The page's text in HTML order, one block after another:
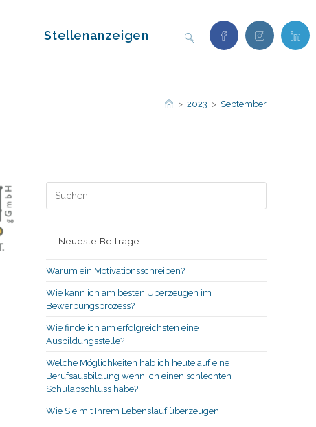
Stellenanzeigen Website-
> 2023 > September
Neueste Beiträge
Warum ein Motivationsschreiben?
Wie kann ich am besten Überzeugen im
Bewerbungsprozess?
Wie finde ich am erfolgreichsten eine
Ausbildungsstelle?
Welche Möglichkeiten hab ich heute auf eine
Berufsausbildung wenn ich einen schlechten
Schulabschluss habe?
Wie Sie mit Ihrem Lebenslauf überzeugen